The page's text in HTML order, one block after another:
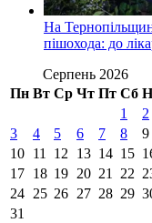
На
пішохода: до
Серпень 2026
Пн Вт Ср Чт Пт Сб
1
2
3
4 5 6 7 8
9
10 11 12 13 14 15
17 18 19 20 21 22
24 25 26 27 28 29
31